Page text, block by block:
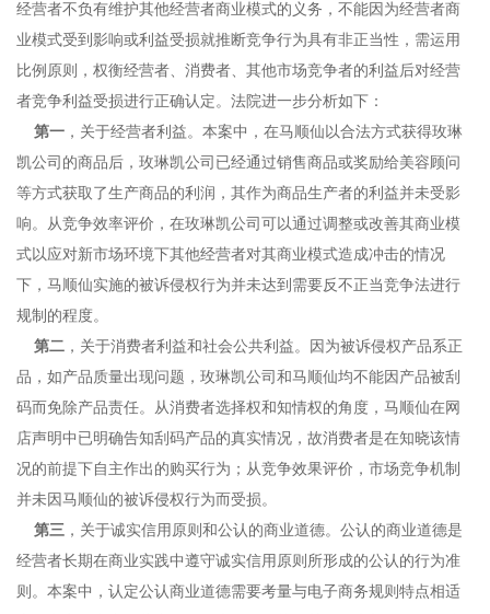
经营者不负有维护其他经营者商业模式的义务，不能因为经营者商
业模式受到影响或利益受损就推断竞争行为具有非正当性，需运用
比例原则，权衡经营者、消费者、其他市场竞争者的利益后对经营
者竞争利益受损进行正确认定。法院进一步分析如下：
第一 ，关于经营者利益。本案中，在马顺仙以合法方式获得玫琳
凯公司的商品后，玫琳凯公司已经通过销售商品或奖励给美容顾问
等方式获取了生产商品的利润，其作为商品生产者的利益并未受影
响。从竞争效率评价，在玫琳凯公司可以通过调整或改善其商业模
式以应对新市场环境下其他经营者对其商业模式造成冲击的情况
下，马顺仙实施的被诉侵权行为并未达到需要反不正当竞争法进行
规制的程度。
第二 ，关于消费者利益和社会公共利益。因为被诉侵权产品系正
品，如产品质量出现问题，玫琳凯公司和马顺仙均不能因产品被刮
码而免除产品责任。从消费者选择权和知情权的角度，马顺仙在网
店声明中已明确告知刮码产品的真实情况，故消费者是在知晓该情
况的前提下自主作出的购买行为；从竞争效果评价，市场竞争机制
并未因马顺仙的被诉侵权行为而受损。
第三 ，关于诚实信用原则和公认的商业道德。公认的商业道德是
经营者长期在商业实践中遵守诚实信用原则所形成的公认的行为准
则。本案中，认定公认商业道德需要考量与电子商务规则特点相适